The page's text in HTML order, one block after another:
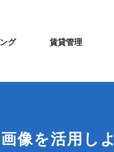
グ 賃貸管理
像を活用しよ